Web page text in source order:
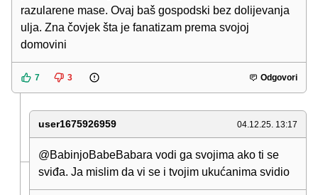
razularene mase. Ovaj baš gospodski bez dolijevanja
ulja. Zna čovjek šta je fanatizam prema svojoj
domovini
7 3 Odgovori
user1675926959 04.12.25. 13:17
@BabinjoBabeBabara vodi ga svojima ako ti se
sviđa. Ja mislim da vi se i tvojim ukućanima svidio